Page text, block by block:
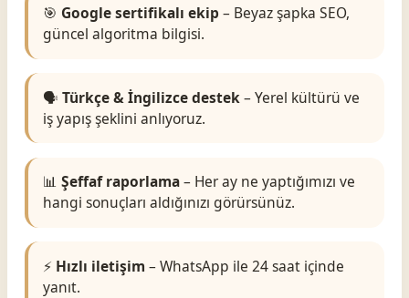
🎯 Google sertifikalı ekip – Beyaz şapka SEO,
güncel algoritma bilgisi.
🗣️ Türkçe & İngilizce destek– Yerel kültürü ve
iş yapış şeklini anlıyoruz.
📊 Şeffaf raporlama– Her ay ne yaptığımızı ve
hangi sonuçları aldığınızı görürsünüz.
⚡ Hızlı iletişim – WhatsApp ile 24 saat içinde
yanıt.